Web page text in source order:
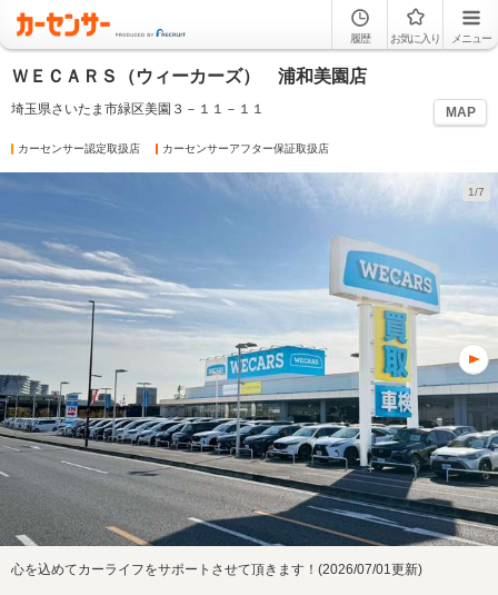
履歴 お気に入り メニュー
ＷＥＣＡＲＳ（ウィーカーズ） 浦和美園店
埼玉県さいたま市緑区美園３－１１－１１ MAP
カーセンサー認定取扱店 カーセンサーアフター保証取扱店
1/7
心を込めてカーライフをサポートさせて頂きます！(2026/07/01更新)